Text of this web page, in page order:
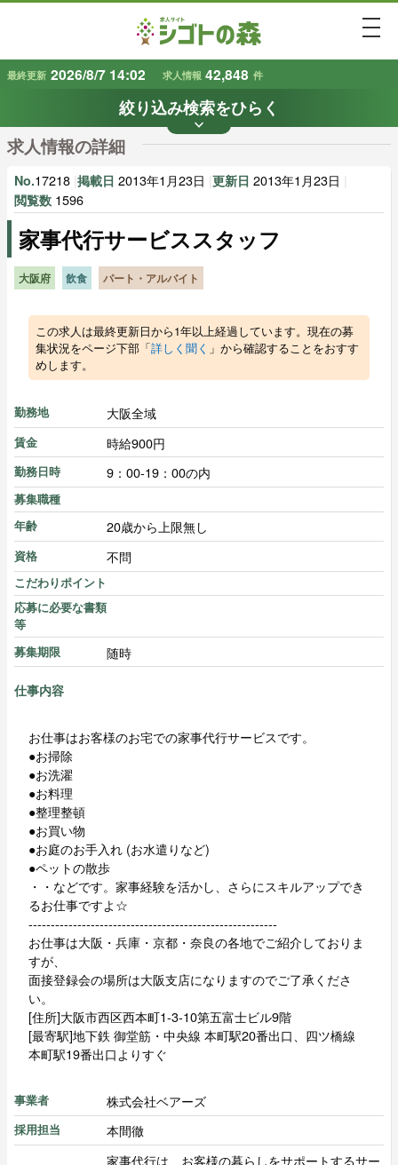
最終更新 2026/8/7 14:02 求人情報 42,848 件
絞り込み検索をひらく
keyboard_arrow_down
条件から探す
地域で探す 業種で探す
雇用形態で探す 賃金 で探す
求人情報の詳細
No.17218 掲載日 2013年1月23日 更新日 2013年1月23日
閲覧数 1596
家事代行サービススタッフ
大阪府 飲食 パート・アルバイト
この求人は最終更新日から1年以上経過しています。現在の募
集状況をページ下部「詳しく聞く 」から確認することをおすす
めします。
勤務地 大阪全域
賃金 時給900円
勤務日時 9：00-19：00の内
募集職種
年齢
20歳から上限無し
資格 不問
こだわりポイント
応募に必要な書類
等
募集期限
随時
仕事内容
お仕事はお客様のお宅での家事代行サービスです。
●お掃除
●お洗濯
●お料理
●整理整頓
●お買い物
●お庭のお手入れ (お水遣りなど)
●ペットの散歩
・・などです。家事経験を活かし、さらにスキルアップでき
るお仕事ですよ☆
--------------------------------------------------------
お仕事は大阪・兵庫・京都・奈良の各地でご紹介しておりま
すが、
面接登録会の場所は大阪支店になりますのでご了承くださ
い。
[住所]大阪市西区西本町1-3-10第五富士ビル9階
[最寄駅]地下鉄 御堂筋・中央線 本町駅20番出口、四ツ橋線
本町駅19番出口よりすぐ
事業者 株式会社ベアーズ
採用担当 本間徹
家事代行は、お客様の暮らしをサポートするサー